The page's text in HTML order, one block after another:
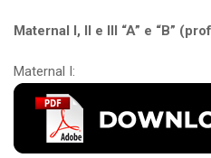
Maternal I, II e III “A” e “B”
Maternal I: